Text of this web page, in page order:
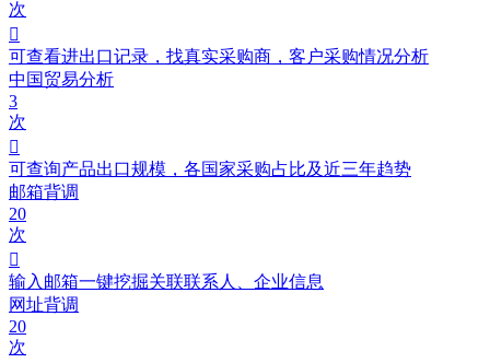
次

可查看进出口记录，找真实采购商，客户采购情况分析
中国贸易分析
3
次

可查询产品出口规模，各国家采购占比及近三年趋势
邮箱背调
20
次

输入邮箱一键挖掘关联联系人、企业信息
网址背调
20
次